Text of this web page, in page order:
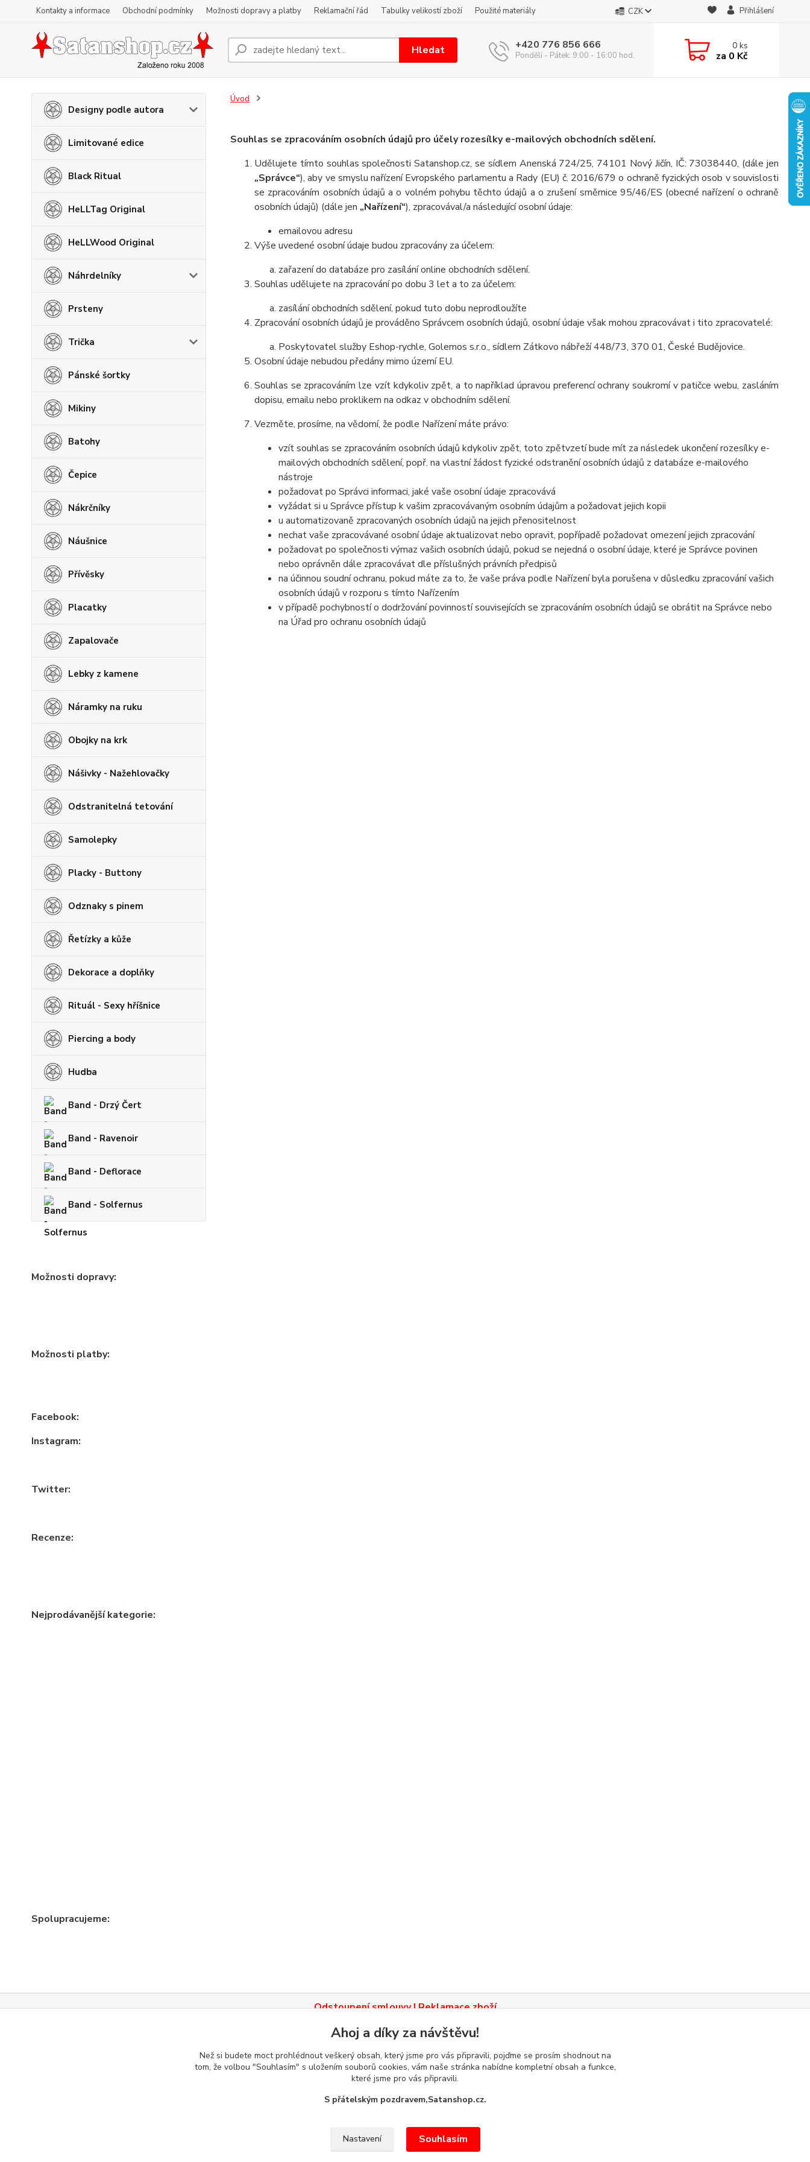
Kontakty a informace Obchodní podmínky Možnosti dopravy a platby Reklamační řád Tabulky velikostí zboží Použité materiály CZK Přihlášení
Hledat +420 776 856 666
Pondělí - Pátek: 9:00 - 16:00 hod.
0ks
za 0 Kč
Designy podle autora
Limitované edice
Black Ritual
HeLLTag Original
HeLLWood Original
Náhrdelníky
Prsteny
Trička
Pánské šortky
Mikiny
Batohy
Čepice
Nákrčníky
Náušnice
Přívěsky
Placatky
Zapalovače
Lebky z kamene
Náramky na ruku
Obojky na krk
Nášivky - Nažehlovačky
Odstranitelná tetování
Samolepky
Placky - Buttony
Odznaky s pinem
Řetízky a kůže
Dekorace a doplňky
Rituál - Sexy hříšnice
Piercing a body
Hudba
Band - Drzý Čert
Band - Ravenoir
Band - Deflorace
Band - Solfernus
Možnosti dopravy:
Možnosti platby:
Facebook:
Instagram:
Twitter:
Recenze:
Nejprodávanější kategorie:
Spolupracujeme:
Úvod
Souhlas se zpracováním osobních údajů pro účely rozesílky e-mailových obchodních sdělení.
Udělujete tímto souhlas společnosti Satanshop.cz, se sídlem Anenská 724/25, 74101 Nový Jičín, IČ: 73038440, (dále jen
„Správce“), aby ve smyslu nařízení Evropského parlamentu a Rady (EU) č. 2016/679 o ochraně fyzických osob v souvislosti
se zpracováním osobních údajů a o volném pohybu těchto údajů a o zrušení směrnice 95/46/ES (obecné nařízení o ochraně
osobních údajů) (dále jen „Nařízení“), zpracovával/a následující osobní údaje:
emailovou adresu
Výše uvedené osobní údaje budou zpracovány za účelem:
zařazení do databáze pro zasílání online obchodních sdělení.
Souhlas udělujete na zpracování po dobu 3 leta to za účelem:
zasílání obchodních sdělení, pokud tuto dobu neprodloužíte
Zpracování osobních údajů je prováděno Správcem osobních údajů, osobní údaje však mohou zpracovávat i tito zpracovatelé:
Poskytovatel služby Eshop-rychle, Golemos s.r.o., sídlem Zátkovo nábřeží 448/73, 370 01, České Budějovice.
Osobní údaje nebudou předány mimo území EU.
Souhlas se zpracováním lze vzít kdykoliv zpět, a tonapříklad úpravou preferencí ochrany soukromí v patičce webu, zasláním
dopisu, emailu nebo proklikem na odkaz v obchodním sdělení.
Vezměte, prosíme, na vědomí, že podle Nařízení máte právo:
vzít souhlas se zpracováním osobních údajů kdykoliv zpět, toto zpětvzetí bude mít za následekukončení rozesílky e-
mailových obchodních sdělení, popř. na vlastní žádost fyzické odstranění osobních údajů z databáze e-mailového
nástroje
požadovat po Správci informaci, jaké vaše osobní údaje zpracovává
vyžádat si u Správce přístup k vašim zpracovávaným osobním údajům a požadovat jejich kopii
u automatizovaně zpracovaných osobních údajů na jejich přenositelnost
nechat vaše zpracovávané osobní údaje aktualizovat nebo opravit, popřípadě požadovat omezení jejich zpracování
požadovat po společnosti výmaz vašich osobních údajů, pokud se nejedná o osobní údaje, které je Správce povinen
nebo oprávněn dále zpracovávat dle příslušných právních předpisů
na účinnou soudní ochranu, pokud máte za to, že vaše práva podle Nařízení byla porušena v důsledku zpracování vašich
osobních údajů v rozporu s tímto Nařízením
v případě pochybností o dodržování povinností souvisejících se zpracováním osobních údajů se obrátit na Správce nebo
na Úřad pro ochranu osobních údajů
Odstoupení smlouvy|Reklamace zboží
Všeobecné dotazy:
Ahoj a díky za návštěvu!
Než si budete moct prohlédnout veškerý obsah, který jsme pro vás připravili, pojďme se prosím shodnout na
tom, že volbou "Souhlasím" s uložením souborů cookies, vám naše stránka nabídne kompletní obsah a funkce,
které jsme pro vás připravili.
S přátelským pozdravem,Satanshop.cz.
Nastavení Souhlasím